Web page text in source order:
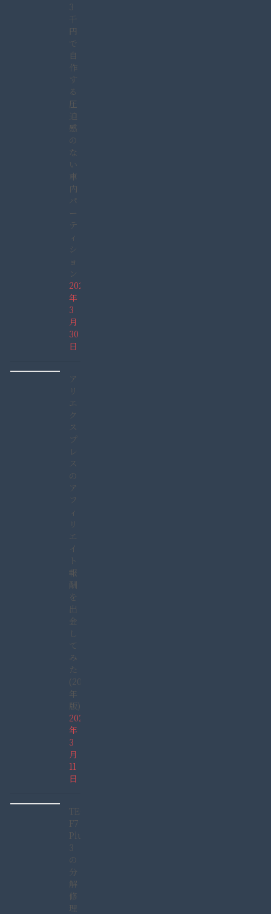
3
千
円
で
自
作
す
る
圧
迫
感
の
な
い
車
内
パ
ー
テ
ィ
シ
ョ
ン
2022
年
3
月
30
日
ア
リ
エ
ク
ス
プ
レ
ス
の
ア
フ
ィ
リ
エ
イ
ト
報
酬
を
出
金
し
て
み
た
(2022
年
版)
2022
年
3
月
11
日
TECLAST
F7
Plus
3
の
分
解
修
理